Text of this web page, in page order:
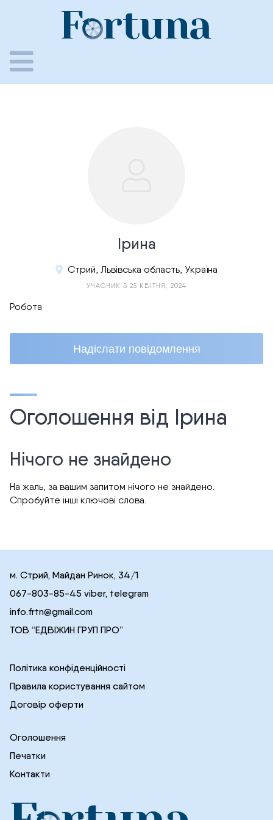
Ірина
Стрий, Львівська область, Україна
УЧАСНИК З 25 КВІТНЯ, 2024
Робота
Надіслати повідомлення
Оголошення від Ірина
Нічого не знайдено
На жаль, за вашим запитом нічого не знайдено.
Спробуйте інші ключові слова.
м. Стрий, Майдан Ринок, 34/1
067-803-85-45 viber, telegram
info.frtn@gmail.com
ТОВ “ЕДВІЖИН ГРУП ПРО”
Політика конфіденційності
Правила користування сайтом
Договір оферти
Оголошення
Печатки
Контакти